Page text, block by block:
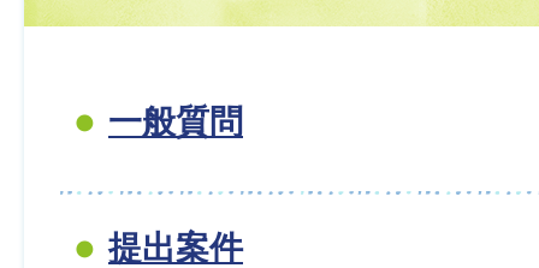
一般質問
提出案件